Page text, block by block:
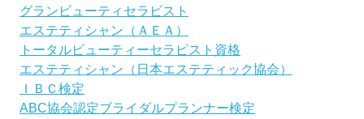
グランビューティセラビスト
エステティシャン（ＡＥＡ）
トータルビューティーセラピスト資格
エステティシャン（日本エステティック協会）
ＩＢＣ検定
ABC協会認定ブライダルプランナー検定